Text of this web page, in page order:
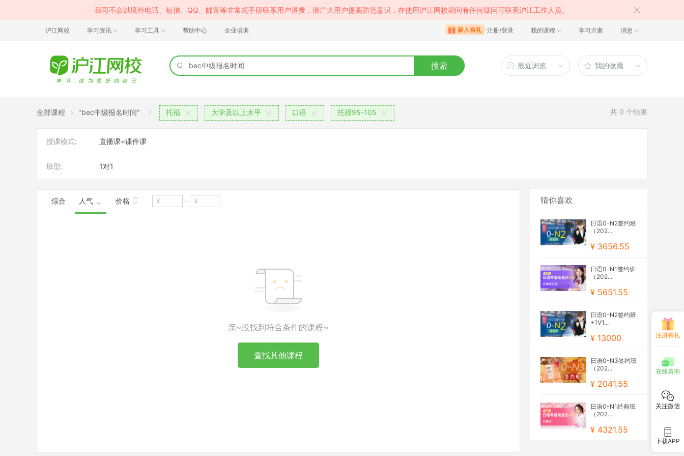
我司不会以境外电话、短信、QQ、邮寄等非常规手段联系用户退费，请广大用户提高防范意识，在使用沪江网校期间有任何疑问可联系沪江工作人员。
沪江网校 学习资讯 学习工具 帮助中心 企业培训 注册/登录 我的课程 学习方案 消息
搜索 最近浏览 我的收藏
全部课程 "bec中级报名时间" 托福 大学及以上水平 口语 托福95-105 共 0 个结果
授课模式: 直播课+课件课
班型: 1对1
综合 人气 价格 -
亲~没找到符合条件的课程~
查找其他课程
猜你喜欢
日语0-N2签约班
（202...
¥ 3656.55
日语0-N1签约班
（202...
¥ 5651.55
日语0-N2签约班
+1V1...
¥ 13000
日语0-N3签约班
（202...
¥ 2041.55
日语0-N1经典班
（202...
¥ 4321.55
注册有礼
在线咨询
关注微信
下载APP